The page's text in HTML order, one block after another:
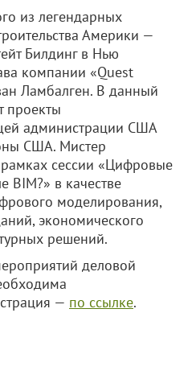
из легендарных
Америки —
Билдинг в Нью
компании «Quest
Ламбалген. В данный
проекты
администрации США
США. Мистер
сессии «Цифровые
BIM?» в качестве
моделирования,
экономического
решений.
деловой
— по ссылке.